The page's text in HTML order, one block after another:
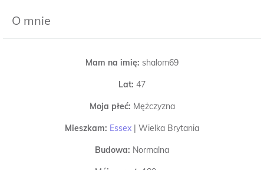
O mnie
Mam na imię: shalom69
Lat: 47
Moja płeć: Mężczyzna
Mieszkam: Essex | Wielka Brytania
Budowa: Normalna